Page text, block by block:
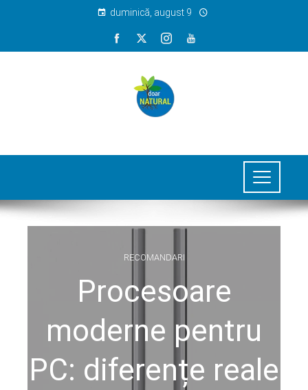
duminică, august 9
RECOMANDARI
Procesoare
moderne pentru
PC: diferențe reale